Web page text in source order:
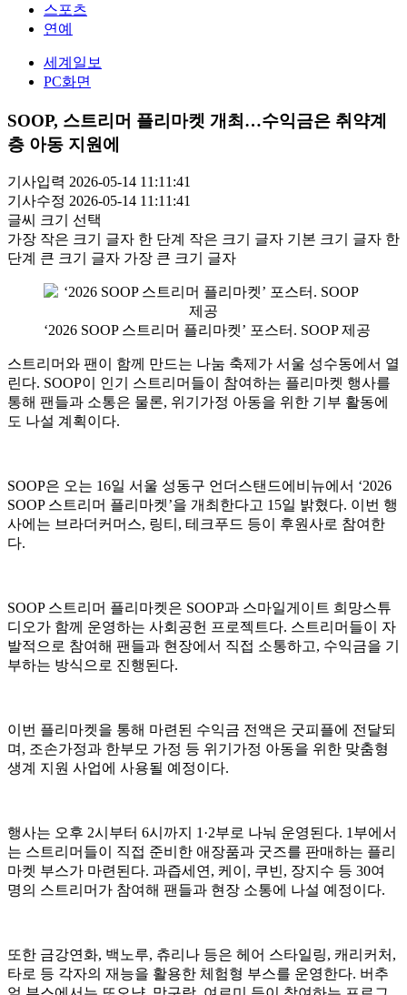
스포츠
연예
세계일보
PC화면
SOOP, 스트리머 플리마켓 개최…수익금은 취약계
층 아동 지원에
기사입력 2026-05-14 11:11:41
기사수정 2026-05-14 11:11:41
글씨 크기 선택
가장 작은 크기 글자 한 단계 작은 크기 글자 기본 크기 글자 한
단계 큰 크기 글자 가장 큰 크기 글자
‘2026 SOOP 스트리머 플리마켓’ 포스터. SOOP 제공
스트리머와 팬이 함께 만드는 나눔 축제가 서울 성수동에서 열
린다. SOOP이 인기 스트리머들이 참여하는 플리마켓 행사를
통해 팬들과 소통은 물론, 위기가정 아동을 위한 기부 활동에
도 나설 계획이다.
SOOP은 오는 16일 서울 성동구 언더스탠드에비뉴에서 ‘2026
SOOP 스트리머 플리마켓’을 개최한다고 15일 밝혔다. 이번 행
사에는 브라더커머스, 링티, 테크푸드 등이 후원사로 참여한
다.
SOOP 스트리머 플리마켓은 SOOP과 스마일게이트 희망스튜
디오가 함께 운영하는 사회공헌 프로젝트다. 스트리머들이 자
발적으로 참여해 팬들과 현장에서 직접 소통하고, 수익금을 기
부하는 방식으로 진행된다.
이번 플리마켓을 통해 마련된 수익금 전액은 굿피플에 전달되
며, 조손가정과 한부모 가정 등 위기가정 아동을 위한 맞춤형
생계 지원 사업에 사용될 예정이다.
행사는 오후 2시부터 6시까지 1·2부로 나눠 운영된다. 1부에서
는 스트리머들이 직접 준비한 애장품과 굿즈를 판매하는 플리
마켓 부스가 마련된다. 과즙세연, 케이, 쿠빈, 장지수 등 30여
명의 스트리머가 참여해 팬들과 현장 소통에 나설 예정이다.
또한 금강연화, 백노루, 츄리나 등은 헤어 스타일링, 캐리커처,
타로 등 각자의 재능을 활용한 체험형 부스를 운영한다. 버추